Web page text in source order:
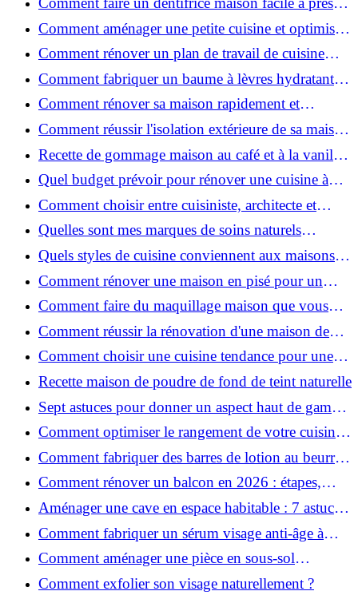
?
Comment aménager une petite cuisine et optimiser
chaque centimètre carré ?
Comment rénover un plan de travail de cuisine
facilement : guide étape par étape
Comment fabriquer un baume à lèvres hydratant et
naturel au suif ?
Comment rénover sa maison rapidement et
efficacement ?
Comment réussir l'isolation extérieure de sa maison
pour une rénovation performante et durable ?
Recette de gommage maison au café et à la vanille
pour une peau douce
Quel budget prévoir pour rénover une cuisine à
Voiron en 2026 : coûts et aides locales ?
Comment choisir entre cuisiniste, architecte et
contractant général à Voiron ?
Quelles sont mes marques de soins naturels
préférées ?
Quels styles de cuisine conviennent aux maisons et
appartements du Voironnais ?
Comment rénover une maison en pisé pour un
habitat sain et performant ?
Comment faire du maquillage maison que vous
utiliserez vraiment ?
Comment réussir la rénovation d'une maison de
ville en 2026 ?
Comment choisir une cuisine tendance pour une
rénovation en 2026 ?
Recette maison de poudre de fond de teint naturelle
Sept astuces pour donner un aspect haut de gamme
à votre cuisine
Comment optimiser le rangement de votre cuisine
et gagner de la place ?
Comment fabriquer des barres de lotion au beurre
de karité ?
Comment rénover un balcon en 2026 : étapes,
budget et matériaux ?
Aménager une cave en espace habitable : 7 astuces
essentielles
Comment fabriquer un sérum visage anti-âge à
l'huile de rose musquée ?
Comment aménager une pièce en sous-sol
efficacement ?
Comment exfolier son visage naturellement ?